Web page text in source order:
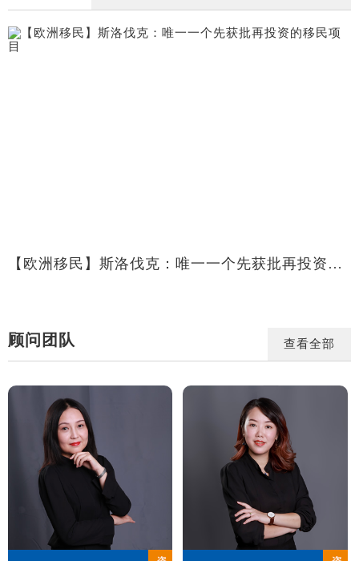
【欧洲移民】斯洛伐克：唯一一个先获批再投资的移民项目
顾问团队 查看全部